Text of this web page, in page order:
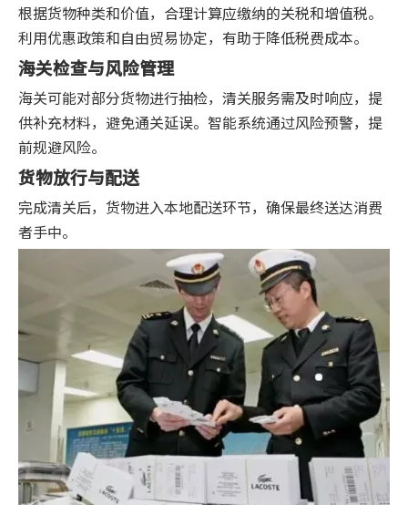
根据货物种类和价值，合理计算应缴纳的关税和增值税。
利用优惠政策和自由贸易协定，有助于降低税费成本。
海关检查与风险管理
海关可能对部分货物进行抽检，清关服务需及时响应，提
供补充材料，避免通关延误。智能系统通过风险预警，提
前规避风险。
货物放行与配送
完成清关后，货物进入本地配送环节，确保最终送达消费
者手中。